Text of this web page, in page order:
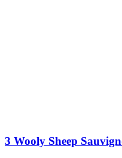
3 Wooly Sheep